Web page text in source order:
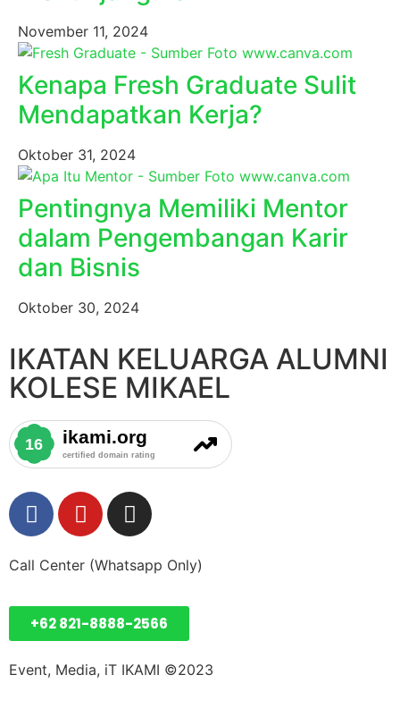
November 11, 2024
Kenapa Fresh Graduate Sulit
Mendapatkan Kerja?
Oktober 31, 2024
Pentingnya Memiliki Mentor
dalam Pengembangan Karir
dan Bisnis
Oktober 30, 2024
IKATAN KELUARGA ALUMNI
KOLESE MIKAEL
Call Center (Whatsapp Only)
+62 821-8888-2566
Event, Media, iT IKAMI ©2023